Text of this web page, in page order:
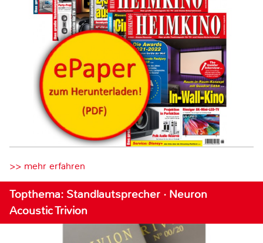
>> mehr erfahren
Topthema: Standlautsprecher · Neuron
Acoustic Trivion